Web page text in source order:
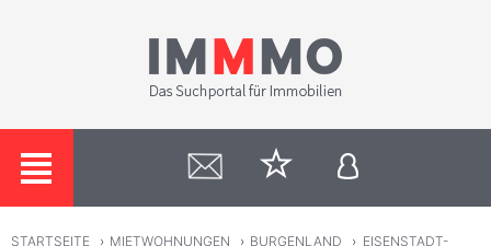
STARTSEITE › MIETWOHNUNGEN › BURGENLAND › EISENSTADT-